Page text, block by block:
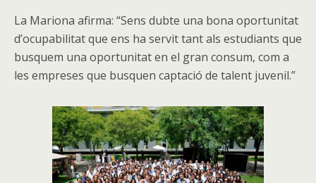
La Mariona afirma: “Sens dubte una bona oportunitat
d’ocupabilitat que ens ha servit tant als estudiants que
busquem una oportunitat en el gran consum, com a
les empreses que busquen captació de talent juvenil.”